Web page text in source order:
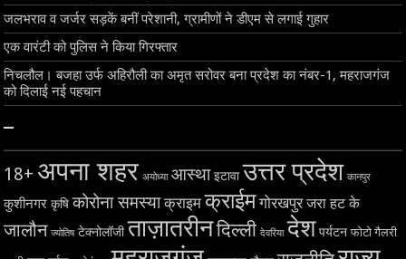
जलभराव व जर्जर सड़कें बनीं परेशानी, ग्रामीणों ने डीएम से लगाई गुहार
एक वारंटी को पुलिस ने किया गिरफ्तार
निचलौल। बजहा उर्फ अहिरौली का अमृत सरोवर बना प्रदेश का नंबर-1, महराजगंज
को दिलाई नई पहचान
–
18+ अपना शहर अयोध्या आस्था इटावा उत्तर प्रदेश कानपुर
कुशीनगर कृषि कोरोना समस्या क्राइम क्राईम गोरखपुर जरा हट के
जालौन ज्योतिष टेक्नोलॉजी ताज़ातरीनदिल्ली देवरिया देश पर्यटन फोटो गैलरी